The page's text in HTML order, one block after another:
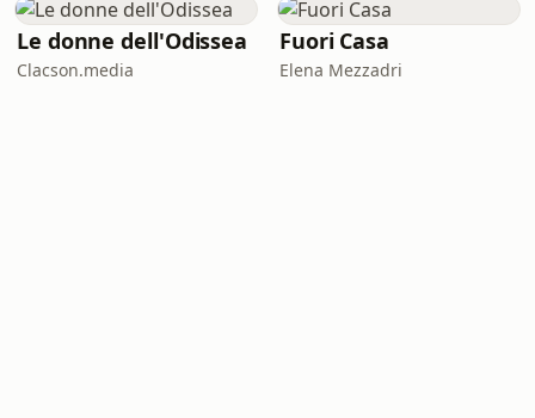
Le donne dell'Odissea
Clacson.media
Fuori Casa
Elena Mezzadri